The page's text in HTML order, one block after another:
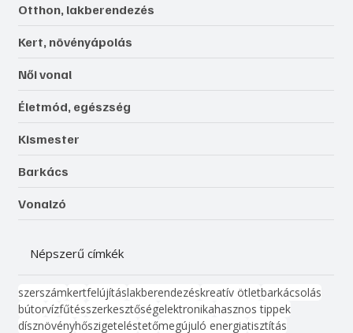
Otthon, lakberendezés
Kert, növényápolás
Női vonal
Életmód, egészség
Kismester
Barkács
Vonalzó
Népszerű címkék
szerszámkertfelújításlakberendezéskreatív ötletbarkácsolás
bútorvízfűtésszerkesztőségelektronikahasznos tippek
dísznövényhőszigeteléstetőmegújuló energiatisztítás